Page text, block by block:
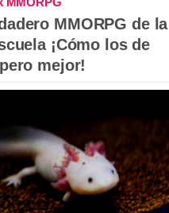
MMORPG de la
¡Cómo los de
mejor!